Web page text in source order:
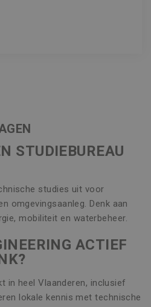
STUDIEBUREAU
studies uit voor
omgevingsaanleg. Denk aan
mobiliteit en waterbeheer.
ACTIEF
in heel Vlaanderen, inclusief
lokale kennis met technische